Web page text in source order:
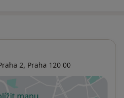
2, Praha 120 00